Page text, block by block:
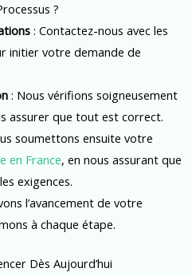
?
: Contactez-nous avec les
initier votre demande de
: Nous vérifions soigneusement
assurer que tout est correct.
soumettons ensuite votre
en France, en nous assurant que
exigences.
l’avancement de votre
à chaque étape.
Dès Aujourd’hui